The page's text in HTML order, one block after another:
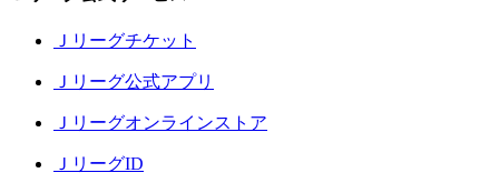
Ｊリーグチケット
Ｊリーグ公式アプリ
Ｊリーグオンラインストア
ＪリーグID